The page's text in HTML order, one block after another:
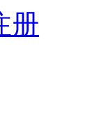
册